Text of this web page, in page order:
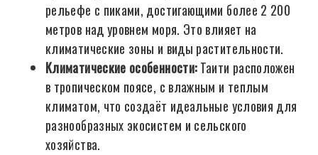
рельефе с пиками, достигающими более 2 200
метров над уровнем моря. Это влияет на
климатические зоны и виды растительности.
Климатические особенности:Таити расположен
в тропическом поясе, с влажным и теплым
климатом, что создаёт идеальные условия для
разнообразных экосистем и сельского
хозяйства.